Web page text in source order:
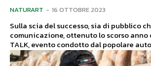
NATURART - 16 OTTOBRE 2023
Sulla scia del successo, sia di pubblico
comunicazione, ottenuto lo scorso anno
TALK, evento condotto dal popolare